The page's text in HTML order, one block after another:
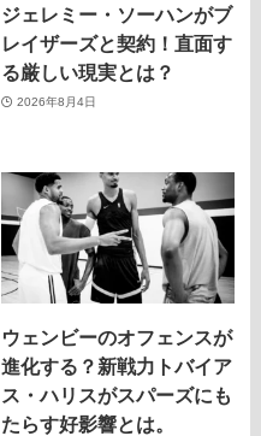
ジェレミー・ソーハンがブ
レイザーズと契約！直面す
る厳しい現実とは？
2026年8月4日
ウェンビーのオフェンスが
進化する？新戦力トバイア
ス・ハリスがスパーズにも
たらす好影響とは。